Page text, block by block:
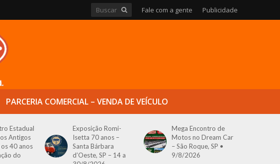
Fale com a gente Publicidade
PARCERIA COMERCIAL – VENDA DE VEÍCULO
Estadual
Antigos
40 anos
do
Exposição Romi-
Isetta 70 anos –
Santa Bárbara
d’Oeste, SP – 14 a
Mega Encontro de
Motos no Dream Car
– São Roque, SP •
9/8/2026